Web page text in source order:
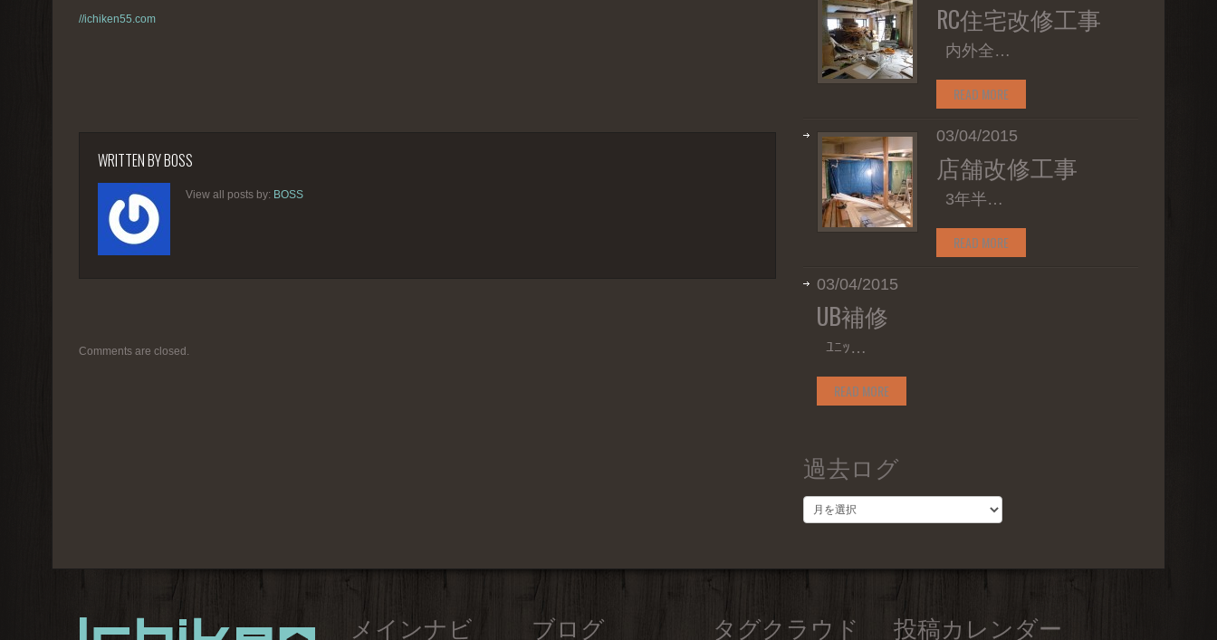
//ichiken55.com
WRITTEN BYBOSS
View all posts by: BOSS
Comments are closed.
RC住宅改修工事
内外全…
READ MORE
03/04/2015
店舗改修工事
3年半…
READ MORE
03/04/2015
UB補修
ﾕﾆｯ…
READ MORE
過去ログ
去
メインナビ ブログ タグクラウド 投稿カレンダー